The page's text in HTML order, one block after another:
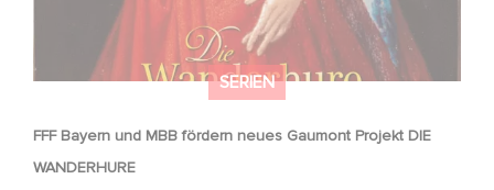
SERIEN
FFF Bayern und MBB fördern neues Gaumont Projekt DIE
WANDERHURE